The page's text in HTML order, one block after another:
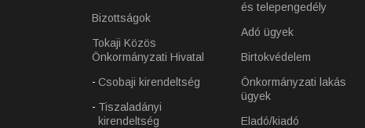
Bizottságok
Tokaji Közös
Önkormányzati Hivatal
Csobaji kirendeltség
Tiszaladányi
kirendeltség
és telepengedély
Adó ügyek
Birtokvédelem
Önkormányzati lakás
ügyek
Eladó/kiadó